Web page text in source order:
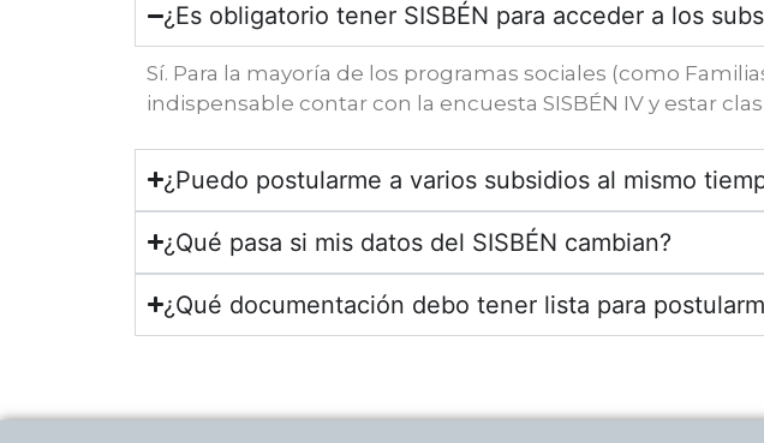
¿Es obligatorio tener SISBÉN para acceder a los
Sí. Para la mayoría de los programas sociales (como
indispensable contar con la encuesta SISBÉN IV y estar
¿Puedo postularme a varios subsidios al mismo
¿Qué pasa si mis datos del SISBÉN cambian?
¿Qué documentación debo tener lista para